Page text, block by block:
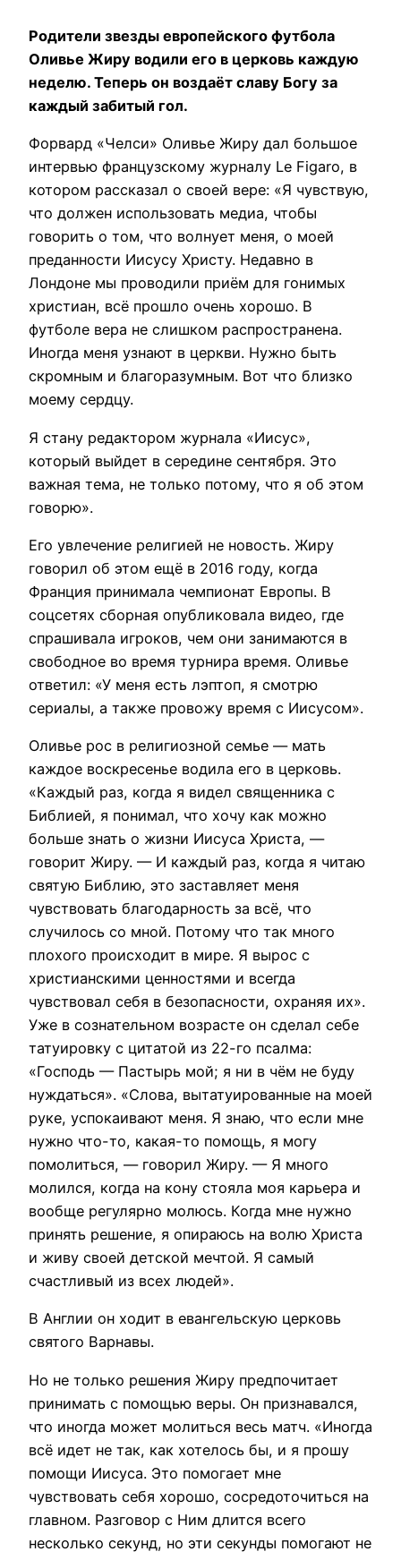
Родители звезды европейского футбола
Оливье Жиру водили его в церковь каждую
неделю. Теперь он воздаёт славу Богу за
каждый забитый гол.
Форвард «Челси» Оливье Жиру дал большое
интервью французскому журналу Le Figaro, в
котором рассказал о своей вере: «Я чувствую,
что должен использовать медиа, чтобы
говорить о том, что волнует меня, о моей
преданности Иисусу Христу. Недавно в
Лондоне мы проводили приём для гонимых
христиан, всё прошло очень хорошо. В
футболе вера не слишком распространена.
Иногда меня узнают в церкви. Нужно быть
скромным и благоразумным. Вот что близко
моему сердцу.
Я стану редактором журнала «Иисус»,
который выйдет в середине сентября. Это
важная тема, не только потому, что я об этом
говорю».
Его увлечение религией не новость. Жиру
говорил об этом ещё в 2016 году, когда
Франция принимала чемпионат Европы. В
соцсетях сборная опубликовала видео, где
спрашивала игроков, чем они занимаются в
свободное во время турнира время. Оливье
ответил: «У меня есть лэптоп, я смотрю
сериалы, а также провожу время с Иисусом».
Оливье рос в религиозной семье — мать
каждое воскресенье водила его в церковь.
«Каждый раз, когда я видел священника с
Библией, я понимал, что хочу как можно
больше знать о жизни Иисуса Христа, —
говорит Жиру. — И каждый раз, когда я читаю
святую Библию, это заставляет меня
чувствовать благодарность за всё, что
случилось со мной. Потому что так много
плохого происходит в мире. Я вырос с
христианскими ценностями и всегда
чувствовал себя в безопасности, охраняя их».
Уже в сознательном возрасте он сделал себе
татуировку с цитатой из 22-го псалма:
«Господь — Пастырь мой; я ни в чём не буду
нуждаться». «Слова, вытатуированные на моей
руке, успокаивают меня. Я знаю, что если мне
нужно что-то, какая-то помощь, я могу
помолиться, — говорил Жиру. — Я много
молился, когда на кону стояла моя карьера и
вообще регулярно молюсь. Когда мне нужно
принять решение, я опираюсь на волю Христа
и живу своей детской мечтой. Я самый
счастливый из всех людей».
В Англии он ходит в евангельскую церковь
святого Варнавы.
Но не только решения Жиру предпочитает
принимать с помощью веры. Он признавался,
что иногда может молиться весь матч. «Иногда
всё идет не так, как хотелось бы, и я прошу
помощи Иисуса. Это помогает мне
чувствовать себя хорошо, сосредоточиться на
главном. Разговор с Ним длится всего
несколько секунд, но эти секунды помогают не